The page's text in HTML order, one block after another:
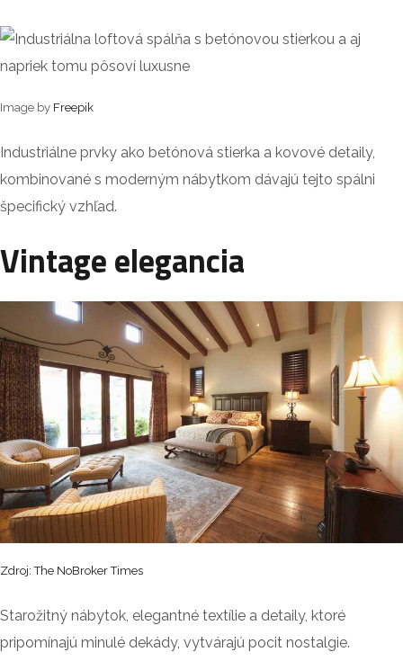
Image by Freepik
Industriálne prvky ako betónová stierka a kovové detaily,
kombinované s moderným nábytkom dávajú tejto spálni
špecifický vzhľad.
Vintage elegancia
Zdroj: The NoBroker Times
Starožitný nábytok, elegantné textílie a detaily, ktoré
pripomínajú minulé dekády, vytvárajú pocit nostalgie.